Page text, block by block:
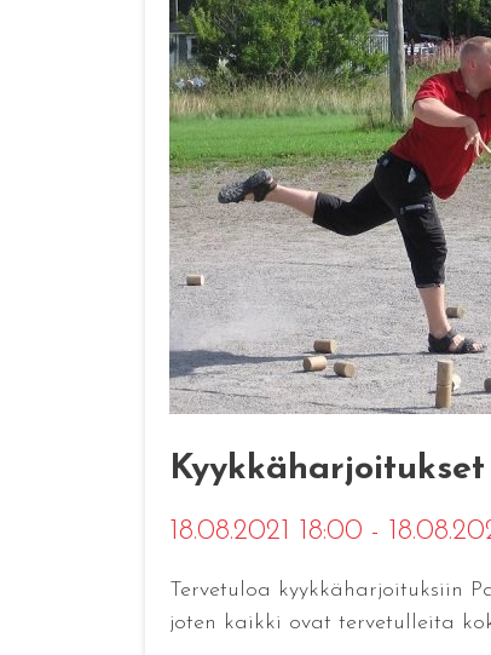
Kyykkäharjoitukset
18.08.2021 18:00 -
Tervetuloa kyykkäharjoituksiin
joten kaikki ovat tervetulleita